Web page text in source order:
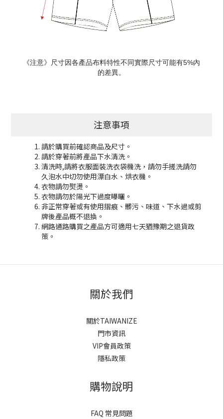
《注意》尺寸因各產品布料特性不同實際尺寸可能有5%內
的差異。
注意事項
請於購買前確認商品及尺寸。
請於穿著前將產品下水清洗。
清洗時,請將衣服面裝洗衣袋機洗，請勿手搓洗請勿
久泡水中切勿使用漂白水、烘衣機。
衣物請勿熨燙。
衣物請勿於陽光下過度曝曬。
非正常穿著或有使用摺痕、髒污、味道、下水過或剪
牌後產品概不退換。
網路通路購買之產品方可適用七天猶豫期之退貨政
策。
關於我們
關於TAIWANIZE
門市資訊
VIP會員政策
隱私政策
購物說明
FAQ 常見問題